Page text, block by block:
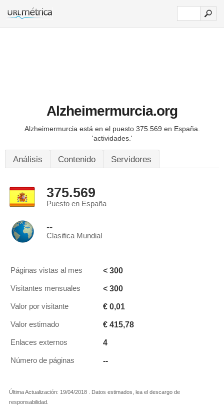
Alzheimermurcia.org
Alzheimermurcia está en el puesto 375.569 en España.
'actividades.'
Análisis Contenido Servidores
375.569
Puesto en España
--
Clasifica Mundial
Páginas vistas al mes < 300
Visitantes mensuales < 300
Valor por visitante € 0,01
Valor estimado € 415,78
Enlaces externos 4
Número de páginas --
Última Actualización: 19/04/2018 . Datos estimados, lea el descargo de
responsabilidad.